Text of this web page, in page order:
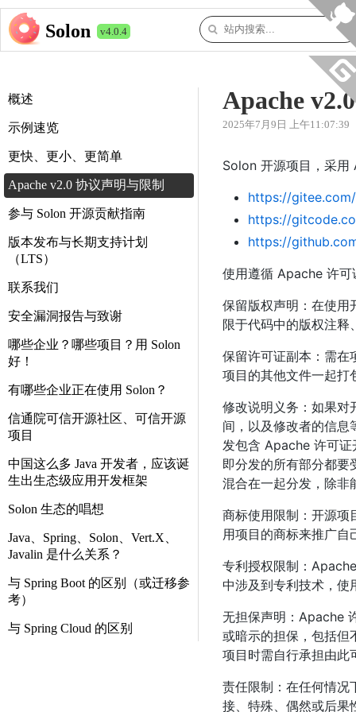
Solon v4.0.4
概述
示例速览
更快、更小、更简单
Apache v2.0 协议声明与限制
参与 Solon 开源贡献指南
版本发布与长期支持计划
（LTS）
联系我们
安全漏洞报告与致谢
哪些企业？哪些项目？用 Solon
好！
有哪些企业正在使用 Solon？
信通院可信开源社区、可信开源
项目
中国这么多 Java 开发者，应该诞
生出生态级应用开发框架
Solon 生态的唱想
Java、Spring、Solon、Vert.X、
Javalin 是什么关系？
与 Spring Boot 的区别（或迁移参
考）
与 Spring Cloud 的区别
Apache
2025年7月9日 上午11:07:39
Solon 开源项目，采
https://
https://
https://
使用遵循 Apache 许可
保留版权声明：在使用
限于代码中的版权注释
保留许可证副本：需在
项目的其他文件一起打
修改说明义务：如果对
间，以及修改者的信息
发包含 Apache 许可证
即分发的所有部分都
混合在一起分发，除非
商标使用限制：开源项
用项目的商标来推广自
专利授权限制：
中涉及到专利技术，使
无担保声明：Apache
或暗示的担保，包括但
项目时需自行承担由此
责任限制：在任何情况
接、特殊、偶然或后果